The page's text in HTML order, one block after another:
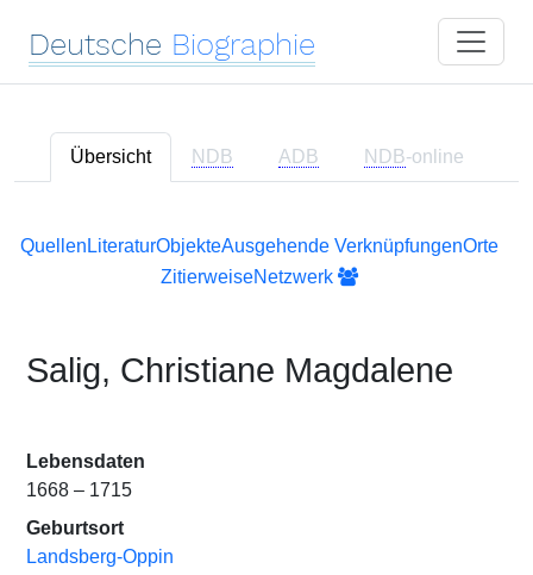
Deutsche Biographie
Übersicht NDB ADB NDB-online
Quellen LiteraturObjekteAusgehende VerknüpfungenOrte
ZitierweiseNetzwerk
Salig, Christiane Magdalene
Lebensdaten
1668 – 1715
Geburtsort
Landsberg-Oppin